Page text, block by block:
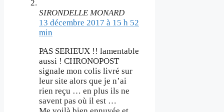
SIRONDELLE MONARD
13 décembre 2017 à 15 h 52
min
PAS SERIEUX !! lamentable
aussi ! CHRONOPOST
signale mon colis livré sur
leur site alors que je n’ai
rien reçu … en plus ils ne
savent pas où il est …